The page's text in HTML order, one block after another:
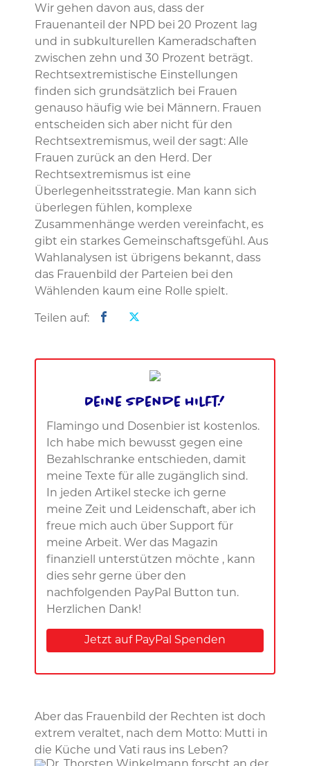
Wir gehen davon aus, dass der
Frauenanteil der NPD bei 20 Prozent lag
und in subkulturellen Kameradschaften
zwischen zehn und 30 Prozent beträgt.
Rechtsextremistische Einstellungen
finden sich grundsätzlich bei Frauen
genauso häufig wie bei Männern. Frauen
entscheiden sich aber nicht für den
Rechtsextremismus, weil der sagt: Alle
Frauen zurück an den Herd. Der
Rechtsextremismus ist eine
Überlegenheitsstrategie. Man kann sich
überlegen fühlen, komplexe
Zusammenhänge werden vereinfacht, es
gibt ein starkes Gemeinschaftsgefühl. Aus
Wahlanalysen ist übrigens bekannt, dass
das Frauenbild der Parteien bei den
Wählenden kaum eine Rolle spielt.
Teilen auf:
Deine Spende hilft!
Flamingo und Dosenbier ist kostenlos.
Ich habe mich bewusst gegen eine
Bezahlschranke entschieden, damit
meine Texte für alle zugänglich sind.
In jeden Artikel stecke ich gerne
meine Zeit und Leidenschaft, aber ich
freue mich auch über Support für
meine Arbeit. Wer das Magazin
finanziell unterstützen möchte , kann
dies sehr gerne über den
nachfolgenden PayPal Button tun.
Herzlichen Dank!
Jetzt auf PayPal Spenden
Aber das Frauenbild der Rechten ist doch
extrem veraltet, nach dem Motto: Mutti in
die Küche und Vati raus ins Leben?